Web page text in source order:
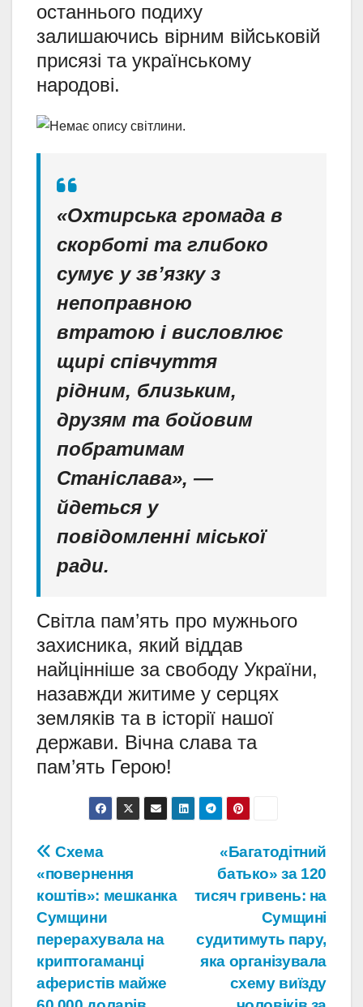
останнього подиху
залишаючись вірним військовій
присязі та українському
народові.
«Охтирська громада в
скорботі та глибоко
сумує у зв’язку з
непоправною
втратою і висловлює
щирі співчуття
рідним, близьким,
друзям та бойовим
побратимам
Станіслава», —
йдеться у
повідомленні міської
ради.
Світла пам’ять про мужнього
захисника, який віддав
найцінніше за свободу України,
назавжди житиме у серцях
земляків та в історії нашої
держави. Вічна слава та
пам’ять Герою!
Навігація
записів
«Багатодітний
батько» за 120
тисяч гривень: на
Сумщині
судитимуть пару,
яка організувала
схему виїзду
Схема
«повернення
коштів»: мешканка
Сумщини
перерахувала на
криптогаманці
аферистів майже